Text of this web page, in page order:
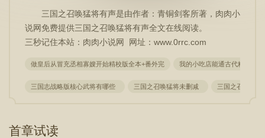
三国之召唤猛将有声是由作者：青铜剑客所著，肉肉小
说网免费提供三国之召唤猛将有声全文在线阅读。
三秒记住本站：肉肉小说网 网址：www.0rrc.com
做皇后从冒充丞相寡嫂开始精校版全本+番外完 我的小吃店能通古代精校版
三国志战略版核心武将有哪些 三国之召唤猛将未删减 三国之召唤猛
首章试读